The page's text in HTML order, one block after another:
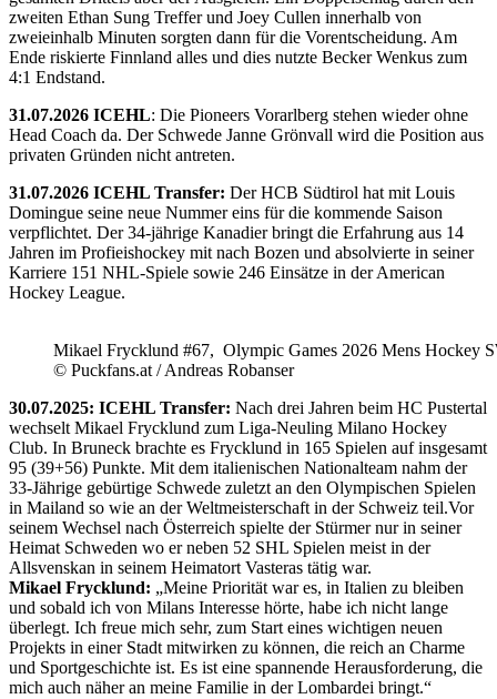
zweiten Ethan Sung Treffer und Joey Cullen innerhalb von
zweieinhalb Minuten sorgten dann für die Vorentscheidung. Am
Ende riskierte Finnland alles und dies nutzte Becker Wenkus zum
4:1 Endstand.
31.07.2026 ICEHL: Die Pioneers Vorarlberg stehen wieder ohne
Head Coach da. Der Schwede Janne Grönvall wird die Position aus
privaten Gründen nicht antreten.
31.07.2026 ICEHL Transfer: Der HCB Südtirol hat mit Louis
Domingue seine neue Nummer eins für die kommende Saison
verpflichtet. Der 34-jährige Kanadier bringt die Erfahrung aus 14
Jahren im Profieishockey mit nach Bozen und absolvierte in seiner
Karriere 151 NHL-Spiele sowie 246 Einsätze in der American
Hockey League.
Mikael Frycklund #67, Olympic Games 2026 Mens Hockey
© Puckfans.at / Andreas Robanser
30.07.2025: ICEHL Transfer: Nach drei Jahren beim HC Pustertal
wechselt Mikael Frycklund zum Liga-Neuling Milano Hockey
Club. In Bruneck brachte es Frycklund in 165 Spielen auf insgesamt
95 (39+56) Punkte. Mit dem italienischen Nationalteam nahm der
33-Jährige gebürtige Schwede zuletzt an den Olympischen Spielen
in Mailand so wie an der Weltmeisterschaft in der Schweiz teil.Vor
seinem Wechsel nach Österreich spielte der Stürmer nur in seiner
Heimat Schweden wo er neben 52 SHL Spielen meist in der
Allsvenskan in seinem Heimatort Vasteras tätig war.
Mikael Frycklund: „Meine Priorität war es, in Italien zu bleiben
und sobald ich von Milans Interesse hörte, habe ich nicht lange
überlegt. Ich freue mich sehr, zum Start eines wichtigen neuen
Projekts in einer Stadt mitwirken zu können, die reich an Charme
und Sportgeschichte ist. Es ist eine spannende Herausforderung, die
mich auch näher an meine Familie in der Lombardei bringt.“